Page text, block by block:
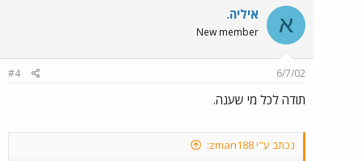
א איליה.
New member
6/7/02
#4
תודה לכל מי שענה.
נכתב ע"י zman188: